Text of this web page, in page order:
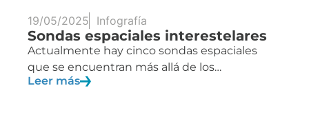
19/05/2025 Infografía
Sondas espaciales interestelares
Actualmente hay cinco sondas espaciales
que se encuentran más allá de los…
Leer más